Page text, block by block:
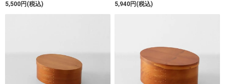
5,500円(税込)
5,940円(税込)